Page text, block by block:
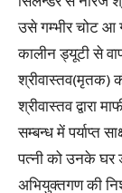
उसे गम्भीर चोट आ
कालीन ड्यूटी से
श्रीवास्तव(मृतक)
श्रीवास्तव द्वारा
सम्बन्ध में पर्याप्त
पत्नी को उनके घर
अभियुक्तगण की